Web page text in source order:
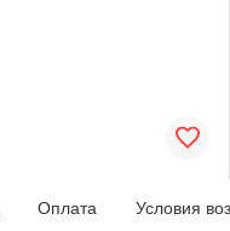
Оплата Условия